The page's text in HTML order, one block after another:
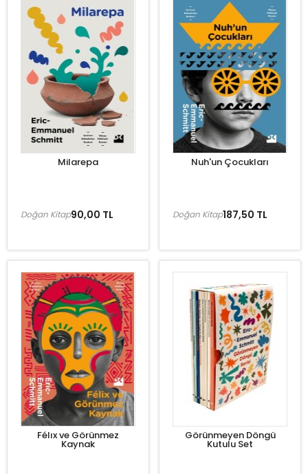
Milarepa
90,00 TL
Doğan Kitap
Nuh'un Çocukları
187,50 TL
Doğan Kitap
Félıx ve Görünmez
Kaynak
Görünmeyen Döngü
Kutulu Set